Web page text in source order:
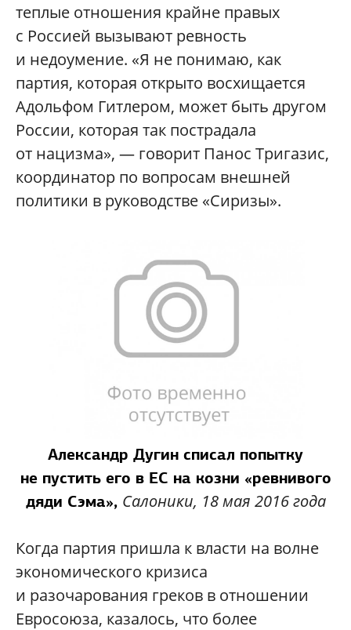
теплые отношения крайне правых
с Россией вызывают ревность
и недоумение. «Я не понимаю, как
партия, которая открыто восхищается
Адольфом Гитлером, может быть другом
России, которая так пострадала
от нацизма», — говорит Панос Тригазис,
координатор по вопросам внешней
политики в руководстве «Сиризы».
Александр Дугин списал попытку
не пустить его в ЕС на козни «ревнивого
дяди Сэма», Салоники, 18 мая 2016 года
Когда партия пришла к власти на волне
экономического кризиса
и разочарования греков в отношении
Евросоюза, казалось, что более